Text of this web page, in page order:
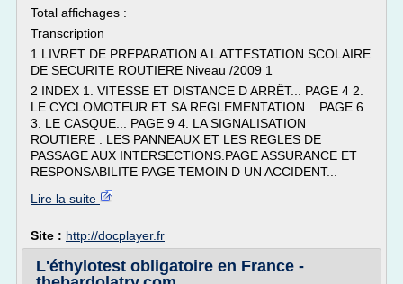
Total affichages :
Transcription
1 LIVRET DE PREPARATION A L ATTESTATION SCOLAIRE
DE SECURITE ROUTIERE Niveau /2009 1
2 INDEX 1. VITESSE ET DISTANCE D ARRÊT... PAGE 4 2.
LE CYCLOMOTEUR ET SA REGLEMENTATION... PAGE 6
3. LE CASQUE... PAGE 9 4. LA SIGNALISATION
ROUTIERE : LES PANNEAUX ET LES REGLES DE
PASSAGE AUX INTERSECTIONS.PAGE ASSURANCE ET
RESPONSABILITE PAGE TEMOIN D UN ACCIDENT...
Lire la suite
Site : http://docplayer.fr
L'éthylotest obligatoire en France -